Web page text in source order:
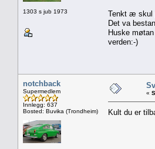
1303 s jub 1973
Tenkt æ skul
Det va
Huske
verden:-)
notchback
Supermedlem
Innlegg: 637
Bosted: Buvika (Trondheim)
«
Kult du er